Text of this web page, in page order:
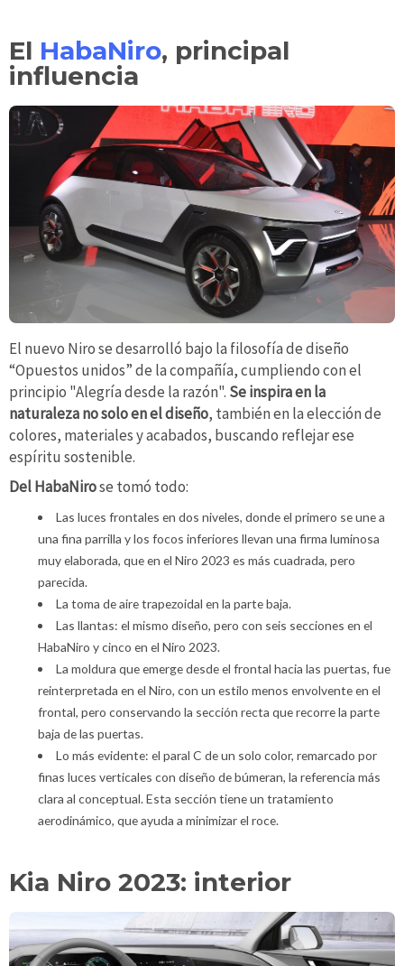
El HabaNiro, principal
influencia
El nuevo Niro se desarrolló bajo la filosofía de diseño
“Opuestos unidos” de la compañía, cumpliendo con el
principio "Alegría desde la razón". Se inspira en la
naturaleza no solo en el diseño, también en la elección de
colores, materiales y acabados, buscando reflejar ese
espíritu sostenible.
Del HabaNirose tomó todo:
Las luces frontales en dos niveles, donde el primero se une a
una fina parrilla y los focos inferiores llevan una firma luminosa
muy elaborada, que en el Niro 2023 es más cuadrada, pero
parecida.
La toma de aire trapezoidal en la parte baja.
Las llantas: el mismo diseño, pero con seis secciones en el
HabaNiro y cinco en el Niro 2023.
La moldura que emerge desde el frontal hacia las puertas, fue
reinterpretada en el Niro, con un estilo menos envolvente en el
frontal, pero conservando la sección recta que recorre la parte
baja de las puertas.
Lo más evidente: el paral C de un solo color, remarcado por
finas luces verticales con diseño de búmeran, la referencia más
clara al conceptual. Esta sección tiene un tratamiento
aerodinámico, que ayuda a minimizar el roce.
Kia Niro 2023: interior